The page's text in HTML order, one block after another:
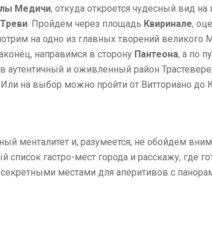
Медичи, откуда откроется чудесный вид
. Пройдём через площадь Квиринале,
на одно из главных творений великого
направимся в сторону Пантеона, а по
аутентичный и оживленный район
на выбор можно пройти от Витториано до
менталитет и, разумеется, не обойдем
гастро-мест города и расскажу, где
местами для аперитивов с